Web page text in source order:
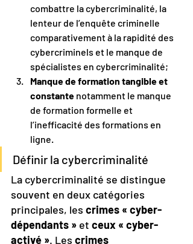
combattre la cybercriminalité, la
lenteur de l’enquête criminelle
comparativement à la rapidité des
cybercriminels et le manque de
spécialistes en cybercriminalité;
Manque de formation tangible et
constante notamment le manque
de formation formelle et
l’inefficacité des formations en
ligne.
Définir la cybercriminalité
La cybercriminalité se distingue
souvent en deux catégories
principales, les crimes « cyber-
dépendants » et ceux « cyber-
activé ». Les crimes